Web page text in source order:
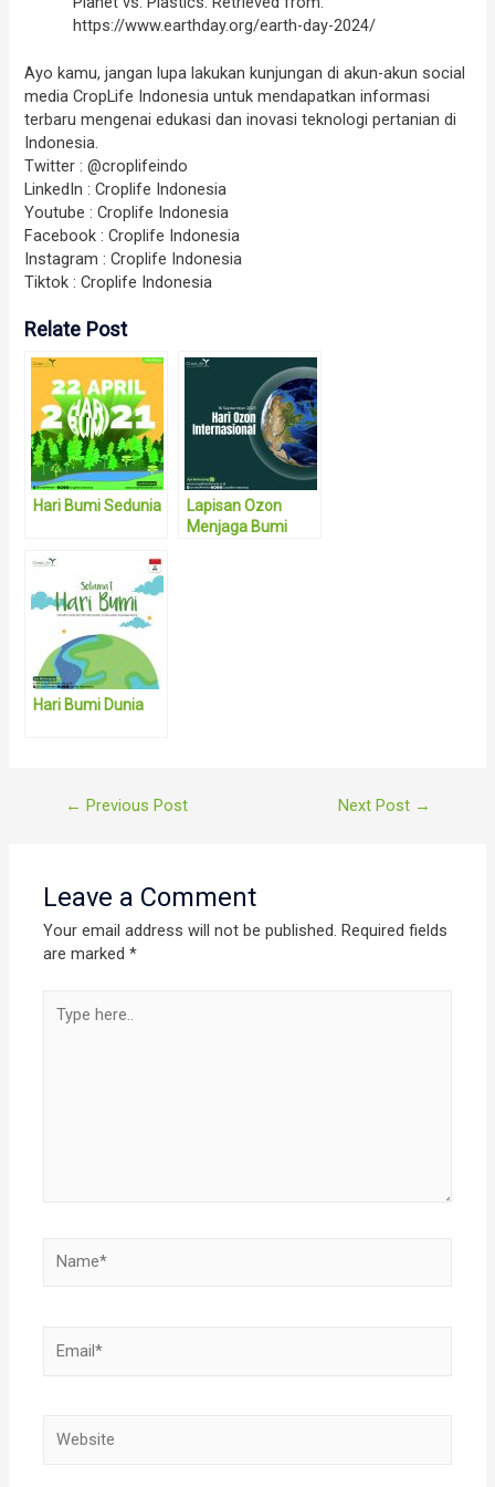
https://www.earthday.org/earth-day-2024/
Ayo kamu, jangan lupa lakukan kunjungan di akun-akun social
media CropLife Indonesia untuk mendapatkan informasi
terbaru mengenai edukasi dan inovasi teknologi pertanian di
Indonesia.
Twitter : @croplifeindo
LinkedIn : Croplife Indonesia
Youtube : Croplife Indonesia
Facebook : Croplife Indonesia
Instagram : Croplife Indonesia
Tiktok : Croplife Indonesia
Relate Post
Hari Bumi Sedunia
Lapisan Ozon
Menjaga Bumi
Hari Bumi Dunia
Post
← Previous Post Next Post →
Leave a Comment
Your email address will not be published. Required fields
are marked*
here..